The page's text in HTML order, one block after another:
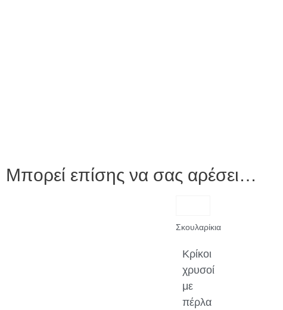
Μπορεί επίσης να σας αρέσει…
Σκουλαρίκια
Κρίκοι
χρυσοί
με
πέρλα